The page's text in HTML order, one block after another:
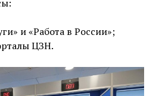
и «Работа в России»;
ЦЗН.